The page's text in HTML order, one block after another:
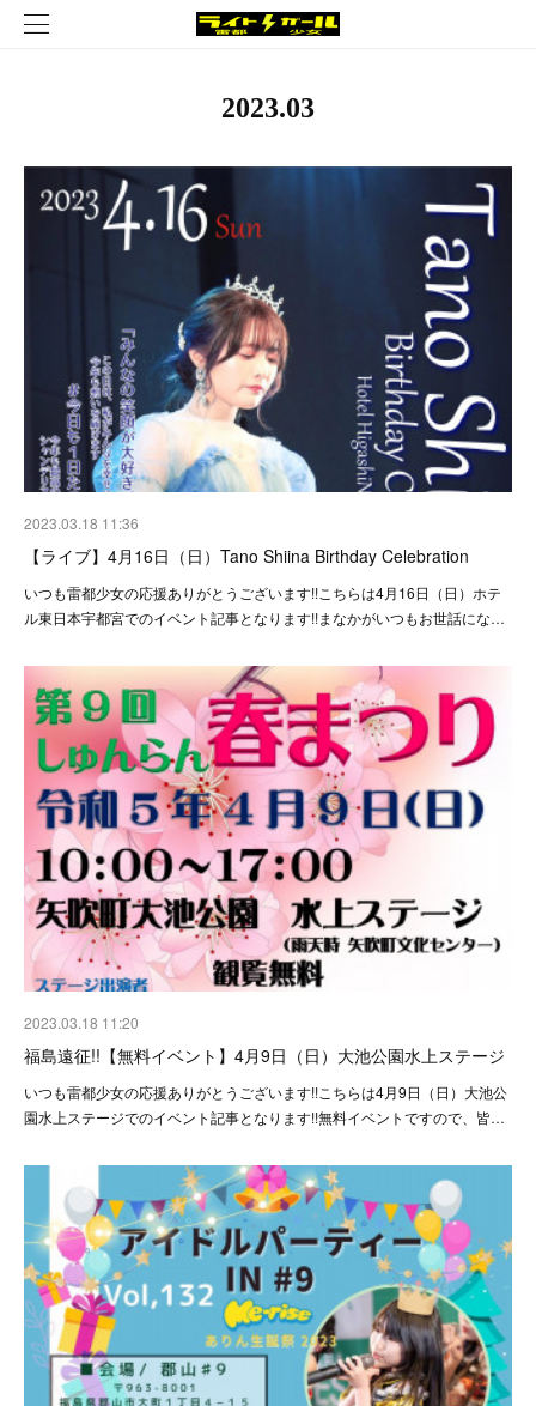
2023.03
2023.03.18 11:36
【ライブ】4月16日（日）Tano Shiina Birthday Celebration
いつも雷都少女の応援ありがとうございます!!こちらは4月16日（日）ホテ
ル東日本宇都宮でのイベント記事となります!!まなかがいつもお世話にな…
2023.03.18 11:20
福島遠征!!【無料イベント】4月9日（日）大池公園水上ステージ
いつも雷都少女の応援ありがとうございます!!こちらは4月9日（日）大池公
園水上ステージでのイベント記事となります!!無料イベントですので、皆…